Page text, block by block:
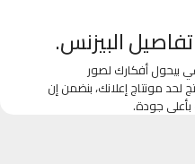
البيزنس.
بيحول أفكارك لصور
لحد مونتاج إعلانك، بنضمن إن
جودة.